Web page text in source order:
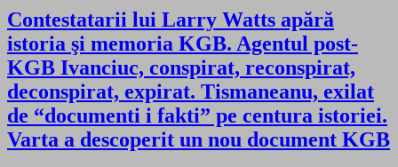
Contestatarii lui Larry Watts apără
istoria şi memoria KGB. Agentul post-
KGB Ivanciuc, conspirat, reconspirat,
deconspirat, expirat. Tismaneanu, exilat
de “documenti i fakti” pe centura istoriei.
Varta a descoperit un nou document KGB